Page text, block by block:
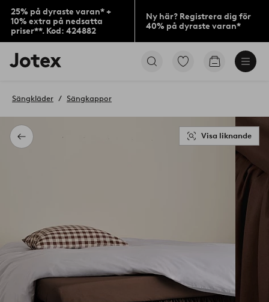
25% på dyraste varan* +
10% extra på nedsatta
priser**. Kod: 424882
Ny här? Registrera dig för
40% på dyraste varan*
Jotex
logotyp
till
Gå
Gå
Tillbaka
Sängkläder Sängkappor
Visa liknande